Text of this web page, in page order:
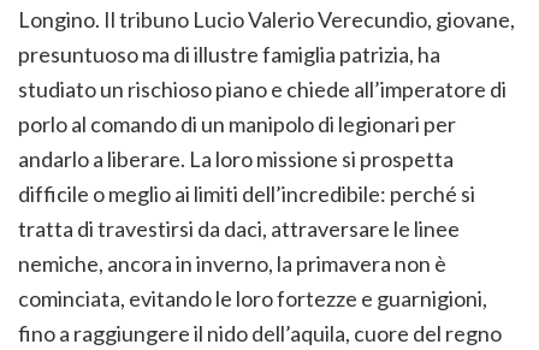
Longino. Il tribuno Lucio Valerio Verecundio, giovane,
presuntuoso ma di illustre famiglia patrizia, ha
studiato un rischioso piano e chiede all’imperatore di
porlo al comando di un manipolo di legionari per
andarlo a liberare. La loro missione si prospetta
difficile o meglio ai limiti dell’incredibile: perché si
tratta di travestirsi da daci, attraversare le linee
nemiche, ancora in inverno, la primavera non è
cominciata, evitando le loro fortezze e guarnigioni,
fino a raggiungere il nido dell’aquila, cuore del regno